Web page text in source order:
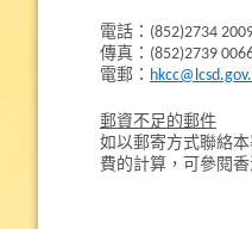
電話：(852)2734
傳真：(852)2739
電郵：
郵資不足的郵件
如以郵寄方式聯絡
費的計算，可參閱